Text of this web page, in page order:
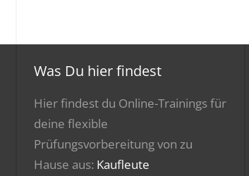
Was Du hier findest
Hier findest du Online-Trainings für
deine flexible
Prüfungsvorbereitung von zu
Hause aus: Kaufleute